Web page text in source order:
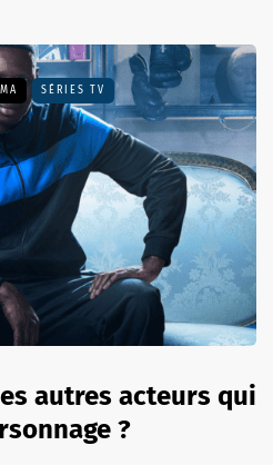
SÉRIES TV
autres acteurs qui
?